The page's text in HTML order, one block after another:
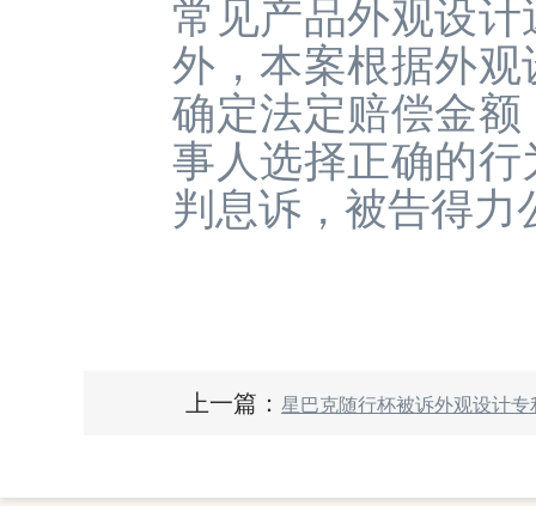
常见产品外观设
外，本案根据外
确定法定赔偿金
事人选择正确的
判息诉，被告得力
上一篇： 星巴克随行杯被诉外观设计专